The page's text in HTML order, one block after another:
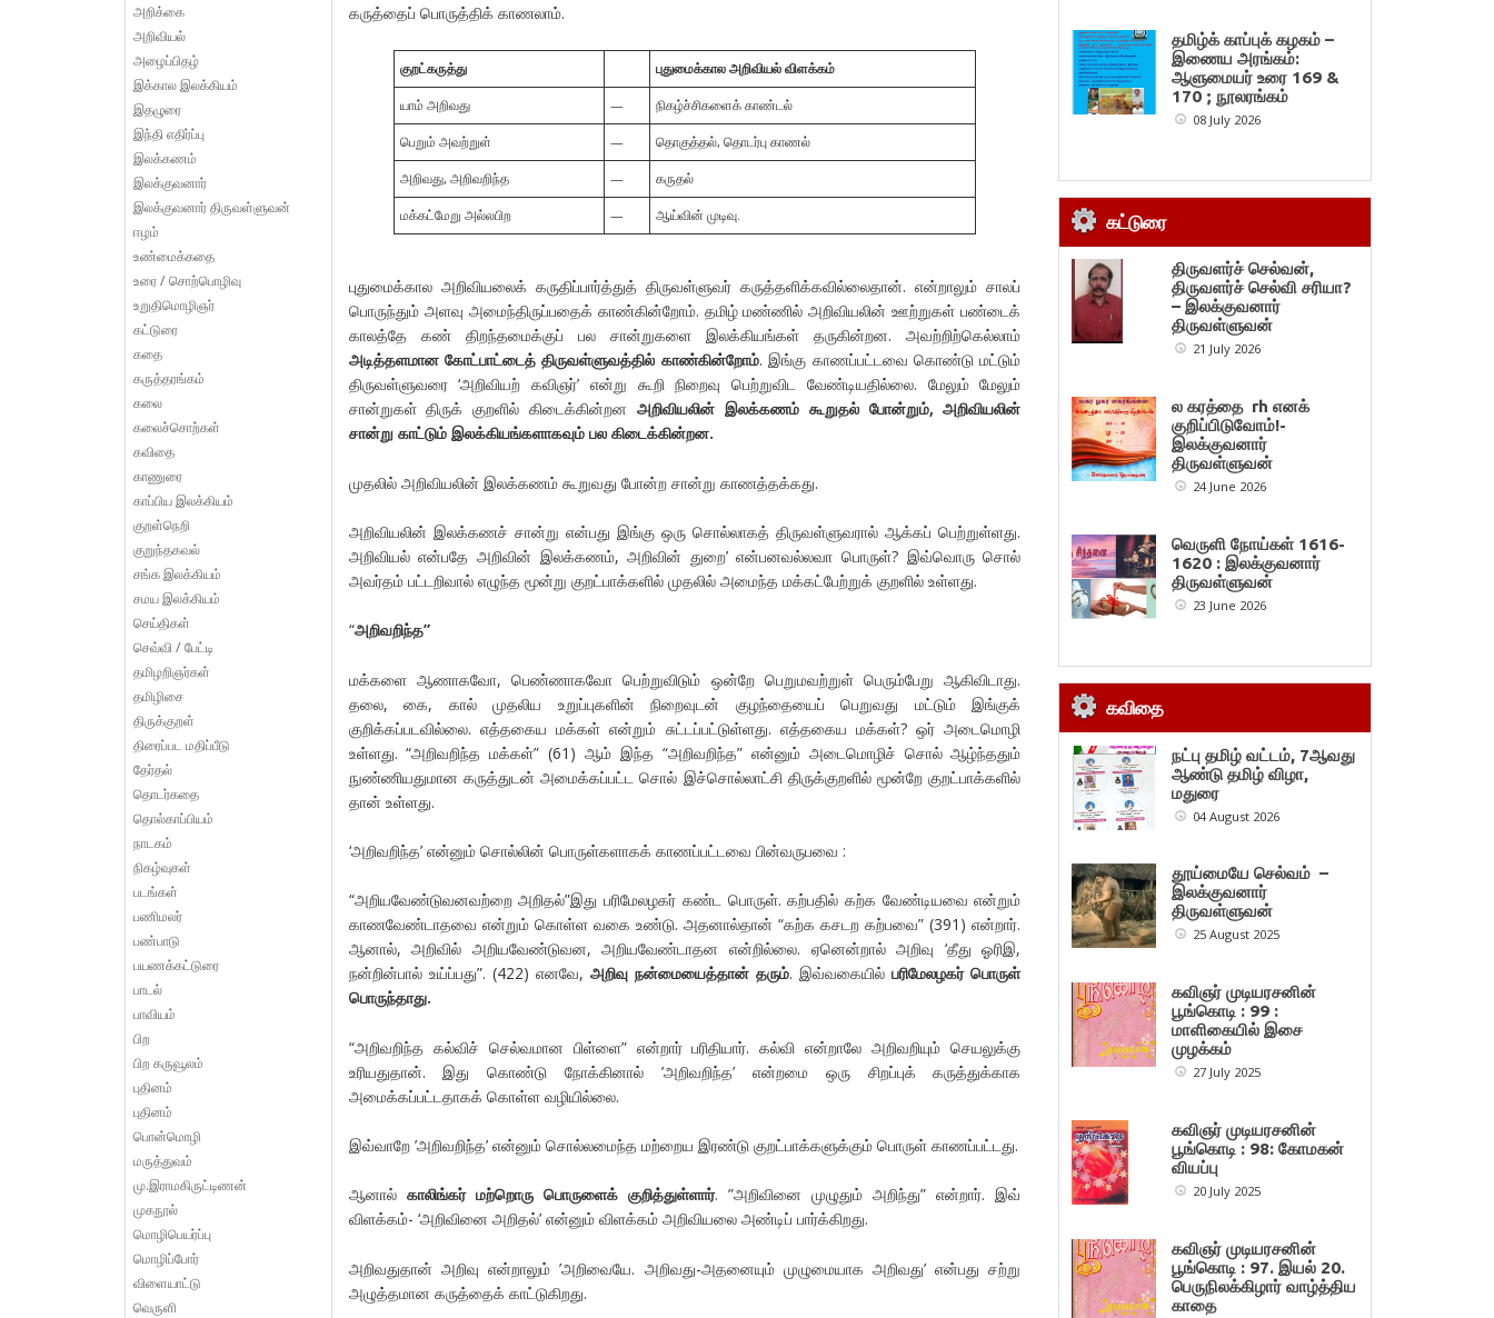
கருத்தைப் பொருத்திக் காணலாம்.
குறட்கருத்து புதுமைக்கால அறிவியல் விளக்கம்
யாம் அறிவது — நிகழ்ச்சிகளைக் காண்டல்
பெறும் அவற்றுள் — தொகுத்தல், தொடர்பு காணல்
அறிவது, அறிவறிந்த — கருதல்
மக்கட்மேறு அல்லபிற — ஆய்வின் முடிவு.
புதுமைக்கால அறிவியலைக் கருதிப்பார்த்துத் திருவள்ளுவர் கருத்தளிக்கவில்லைதான். என்றாலும் சாலப்
பொருந்தும் அளவு அமைந்திருப்பதைக் காண்கின்றோம். தமிழ் மண்ணில் அறிவியலின் ஊற்றுகள் பண்டைக்
காலத்தே கண் திறந்தமைக்குப் பல சான்றுகளை இலக்கியங்கள் தருகின்றன. அவற்றிற்கெல்லாம்
அடித்தளமான கோட்பாட்டைத் திருவள்ளுவத்தில் காண்கின்றோம். இங்கு காணப்பட்டவை கொண்டு மட்டும்
திருவள்ளுவரை ‘அறிவியற் கவிஞர்’ என்று கூறி நிறைவு பெற்றுவிட வேண்டியதில்லை. மேலும் மேலும்
சான்றுகள் திருக் குறளில் கிடைக்கின்றன அறிவியலின் இலக்கணம் கூறுதல் போன்றும், அறிவியலின்
சான்று காட்டும் இலக்கியங்களாகவும் பல கிடைக்கின்றன.
முதலில் அறிவியலின் இலக்கணம் கூறுவது போன்ற சான்று காணத்தக்கது.
அறிவியலின் இலக்கணச் சான்று என்பது இங்கு ஒரு சொல்லாகத் திருவள்ளுவரால் ஆக்கப் பெற்றுள்ளது.
அறிவியல் என்பதே அறிவின் இலக்கணம், அறிவின் துறை’ என்பனவல்லவா பொருள்? இவ்வொரு சொல்
அவர்தம் பட்டறிவால் எழுந்த மூன்று குறட்பாக்களில் முதலில் அமைந்த மக்கட்பேற்றுக் குறளில் உள்ளது.
“அறிவறிந்த”
மக்களை ஆணாகவோ, பெண்ணாகவோ பெற்றுவிடும் ஒன்றே பெறுமவற்றுள் பெரும்பேறு ஆகிவிடாது.
தலை, கை, கால் முதலிய உறுப்புகளின் நிறைவுடன் குழந்தையைப் பெறுவது மட்டும் இங்குக்
குறிக்கப்படவில்லை. எத்தகைய மக்கள் என்றும் சுட்டப்பட்டுள்ளது. எத்தகைய மக்கள்? ஒர் அடைமொழி
உள்ளது. “அறிவறிந்த மக்கள்” (61) ஆம் இந்த “அறிவறிந்த” என்னும் அடைமொழிச் சொல் ஆழ்ந்ததும்
நுண்ணியதுமான கருத்துடன் அமைக்கப்பட்ட சொல் இச்சொல்லாட்சி திருக்குறளில் மூன்றே குறட்பாக்களில்
தான் உள்ளது.
‘அறிவறிந்த’ என்னும் சொல்லின் பொருள்களாகக் காணப்பட்டவை பின்வருபவை :
“அறியவேண்டுவனவற்றை அறிதல்”இது பரிமேலழகர் கண்ட பொருள். கற்பதில் கற்க வேண்டியவை என்றும்
காணவேண்டாதவை என்றும் கொள்ள வகை உண்டு. அதனால்தான் “கற்க கசடற கற்பவை” (391) என்றார்.
ஆனால், அறிவில் அறியவேண்டுவன, அறியவேண்டாதன என்றில்லை. ஏனென்றால் அறிவு ‘தீது ஓரிஇ,
நன்றின்பால் உய்ப்பது”. (422) எனவே, அறிவு நன்மையைத்தான் தரும். இவ்வகையில்பரிமேலழகர் பொருள்
பொருந்தாது.
“அறிவறிந்த கல்விச் செல்வமான பிள்ளை” என்றார் பரிதியார். கல்வி என்றாலே அறிவறியும் செயலுக்கு
உரியதுதான். இது கொண்டு நோக்கினால் ’அறிவறிந்த’ என்றமை ஒரு சிறப்புக் கருத்துக்காக
அமைக்கப்பட்டதாகக் கொள்ள வழியில்லை.
இவ்வாறே ’அறிவறிந்த’ என்னும் சொல்லமைந்த மற்றைய இரண்டு குறட்பாக்களுக்கும் பொருள் காணப்பட்டது.
ஆனால் காலிங்கர் மற்றொரு பொருளைக் குறித்துள்ளார். ”அறிவினை முழுதும் அறிந்து” என்றார். இவ்
விளக்கம்- ‘அறிவினை அறிதல்’ என்னும் விளக்கம் அறிவியலை அண்டிப் பார்க்கிறது.
அறிவதுதான் அறிவு என்றாலும் ’அறிவையே. அறிவது-அதனையும் முழுமையாக அறிவது’ என்பது சற்று
அழுத்தமான கருத்தைக் காட்டுகிறது.
அறிக்கை
அறிவியல்
அழைப்பிதழ்
இக்கால இலக்கியம்
இதழுரை
இந்தி எதிர்ப்பு
இலக்கணம்
இலக்குவனார்
இலக்குவனார் திருவள்ளுவன்
ஈழம்
உண்மைக்கதை
உரை / சொற்பொழிவு
உறுதிமொழிஞர்
கட்டுரை
கதை
கருத்தரங்கம்
கலை
கலைச்சொற்கள்
கவிதை
காணுரை
காப்பிய இலக்கியம்
குறள்நெறி
குறுந்தகவல்
சங்க இலக்கியம்
சமய இலக்கியம்
செய்திகள்
செவ்வி / பேட்டி
தமிழறிஞர்கள்
தமிழிசை
திருக்குறள்
திரைப்பட மதிப்பீடு
தேர்தல்
தொடர்கதை
தொல்காப்பியம்
நாடகம்
நிகழ்வுகள்
படங்கள்
பணிமலர்
பண்பாடு
பயணக்கட்டுரை
பாடல்
பாவியம்
பிற
பிற கருவூலம்
புதினம்
புதினம்
பொன்மொழி
மருத்துவம்
மு.இராமகிருட்டிணன்
முகநூல்
மொழிபெயர்ப்பு
மொழிப்போர்
விளையாட்டு
வெருளி
தமிழ்க் காப்புக் கழகம் –
இணைய அரங்கம்:
ஆளுமையர் உரை 169 &
170 ; நூலரங்கம்
08 July 2026
கட்டுரை
திருவளர்ச் செல்வன்,
திருவளர்ச் செல்வி சரியா?
– இலக்குவனார்
திருவள்ளுவன்
21 July 2026
ல கரத்தை rh எனக்
குறிப்பிடுவோம்!-
இலக்குவனார்
திருவள்ளுவன்
24 June 2026
வெருளி நோய்கள் 1616-
1620 : இலக்குவனார்
திருவள்ளுவன்
23 June 2026
கவிதை
நட்பு தமிழ் வட்டம், 7ஆவது
ஆண்டு தமிழ் விழா,
மதுரை
04 August 2026
தூய்மையே செல்வம் –
இலக்குவனார்
திருவள்ளுவன்
25 August 2025
கவிஞர் முடியரசனின்
பூங்கொடி : 99 :
மாளிகையில் இசை
முழக்கம்
27 July 2025
கவிஞர் முடியரசனின்
பூங்கொடி : 98: கோமகன்
வியப்பு
20 July 2025
கவிஞர் முடியரசனின்
பூங்கொடி : 97. இயல் 20.
பெருநிலக்கிழார் வாழ்த்திய
காதை